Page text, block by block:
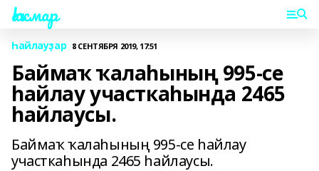
Һаҡмар
Һайлауҙар 8 СЕНТЯБРЯ 2019, 17:51
Баймаҡ ҡалаһының 995-се
һайлау участкаһында 2465
һайлаусы.
Баймаҡ ҡалаһының 995-се һайлау
участкаһында 2465 һайлаусы.